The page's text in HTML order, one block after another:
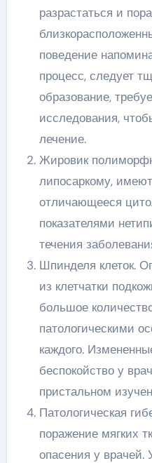
разрастаться и
поведение
процесс, следует
образование,
исследования,
лечение.
Жировик
липосаркому,
отличающееся
показателями
течения
Шпинделя клеток.
из клетчатки
большое
патологическими
каждого.
беспокойство у
пристальном
Патологическая
поражение мягких
опасения у врачей.